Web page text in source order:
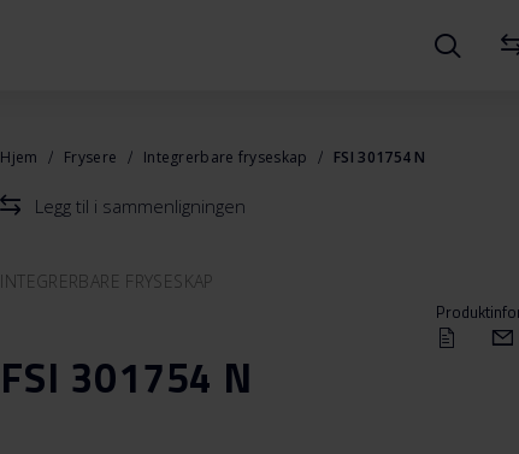
Hjem Frysere Integrerbare fryseskap FSI 301754 N
Legg til i sammenligningen
INTEGRERBARE FRYSESKAP
FSI 301754 N